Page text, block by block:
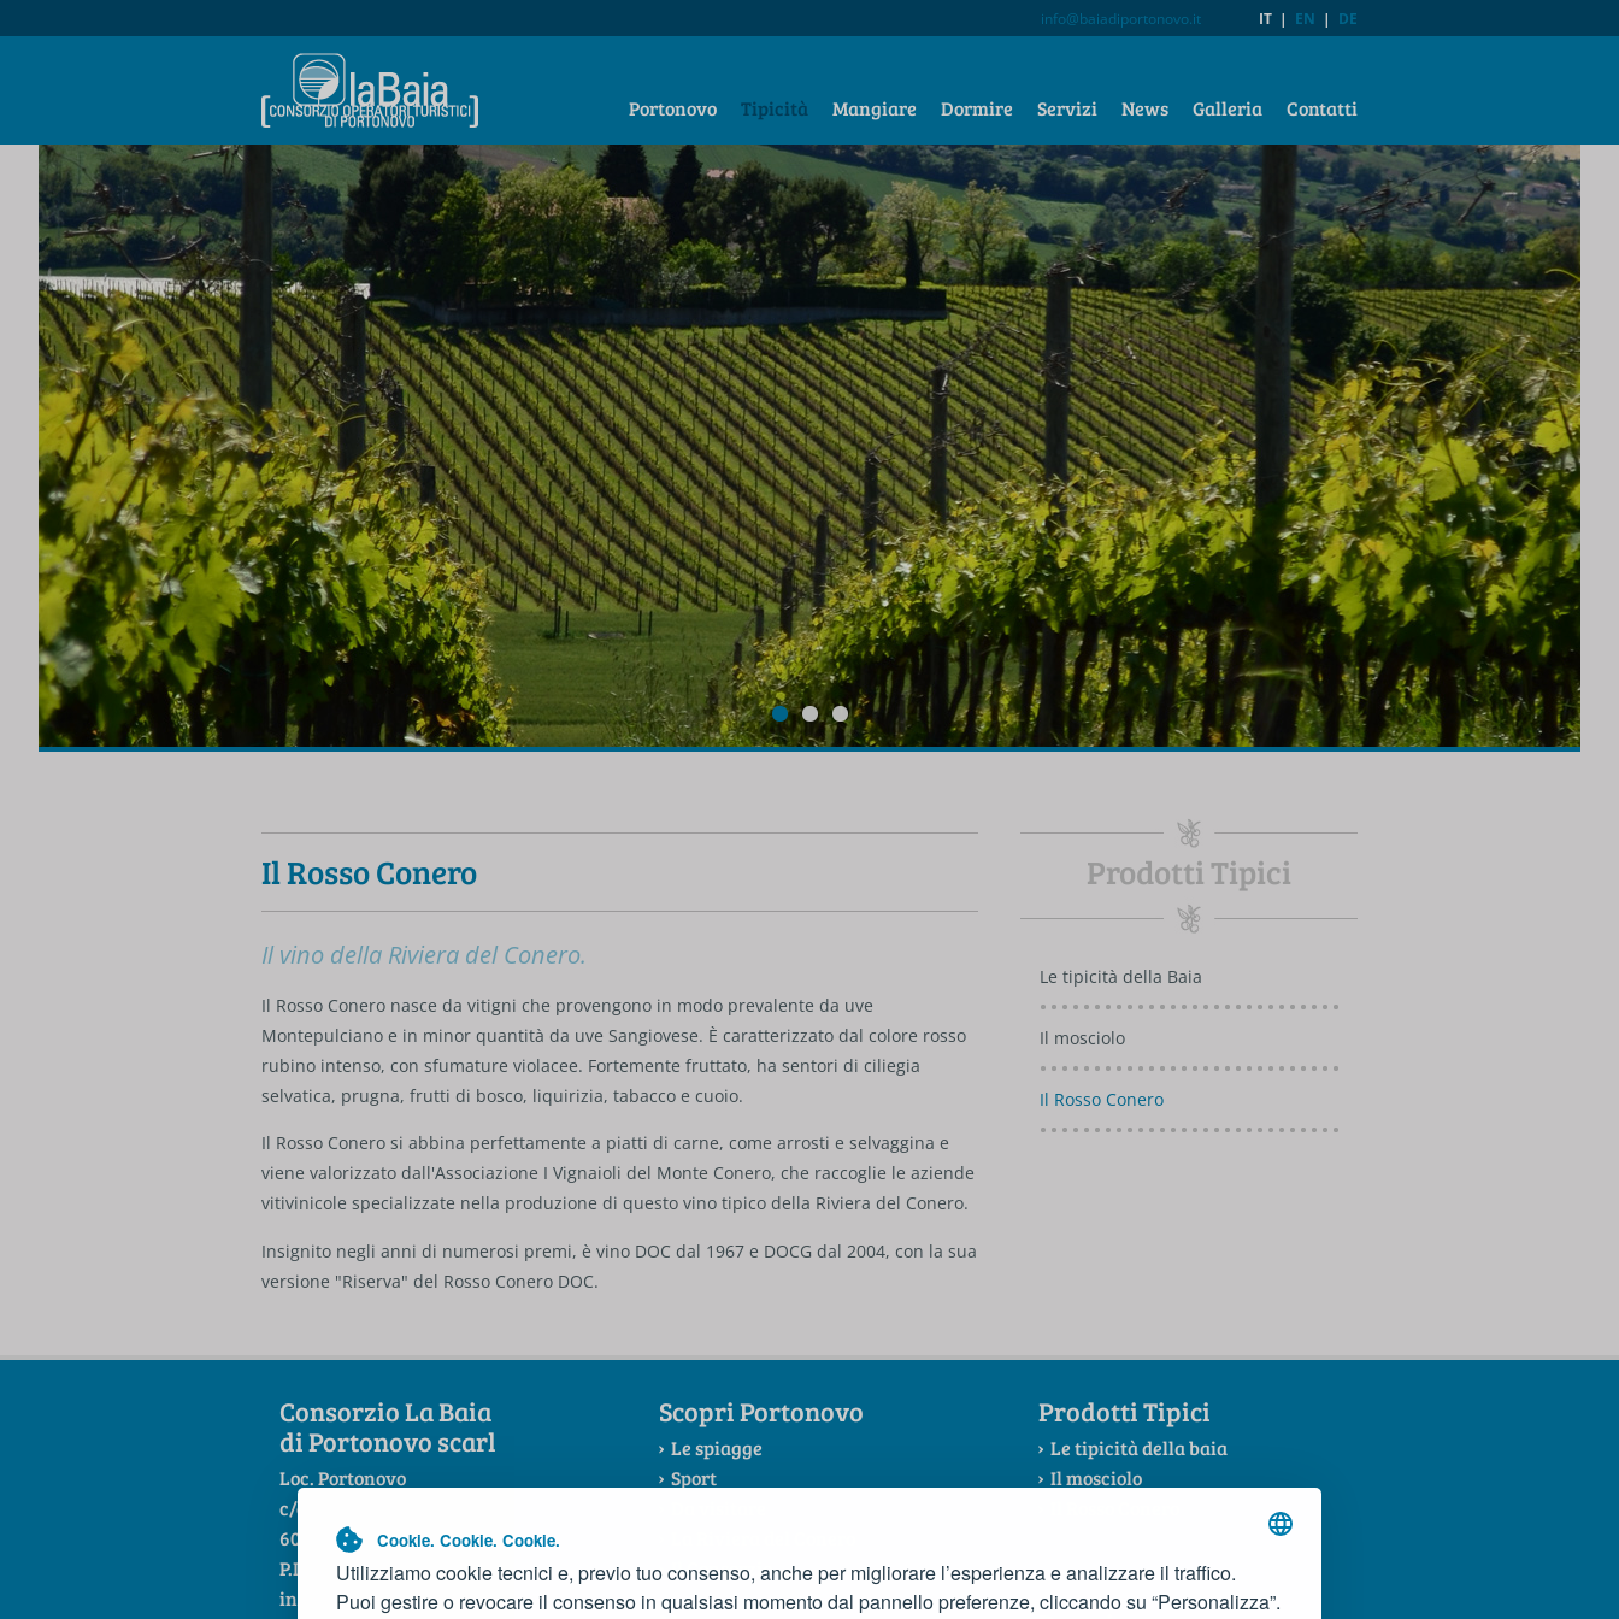
Cookie. Cookie. Cookie.
Utilizziamo cookie tecnici e, previo tuo consenso, anche per migliorare l’esperienza e analizzare il traffico.
Puoi gestire o revocare il consenso in qualsiasi momento dal pannello preferenze, cliccando su “Personalizza”.
info@baiadiportonovo.it IT | EN | DE
Portonovo Tipicità Mangiare Dormire Servizi News Galleria Contatti
Il Rosso Conero
Il vino della Riviera del Conero.
Il Rosso Conero nasce da vitigni che provengono in modo prevalente da uve
Montepulciano e in minor quantità da uve Sangiovese. È caratterizzato dal colore rosso
rubino intenso, con sfumature violacee. Fortemente fruttato, ha sentori di ciliegia
selvatica, prugna, frutti di bosco, liquirizia, tabacco e cuoio.
Il Rosso Conero si abbina perfettamente a piatti di carne, come arrosti e selvaggina e
viene valorizzato dall'Associazione I Vignaioli del Monte Conero, che raccoglie le aziende
vitivinicole specializzate nella produzione di questo vino tipico della Riviera del Conero.
Insignito negli anni di numerosi premi, è vino DOC dal 1967 e DOCG dal 2004, con la sua
versione "Riserva" del Rosso Conero DOC.
Prodotti Tipici
Le tipicità della Baia
Il mosciolo
Il Rosso Conero
Consorzio La Baia
di Portonovo scarl
Loc. Portonovo
c/o Hotel La Fonte
60129 Ancona
P.IVA 01444860421
info@baiadiportonovo.it
Scopri Portonovo
Le spiagge
Sport
Il Consorzio
Prodotti Tipici
Le tipicità della baia
Il mosciolo